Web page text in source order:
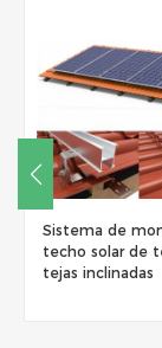
Sistema de
techo de panel
ángulo ajustable